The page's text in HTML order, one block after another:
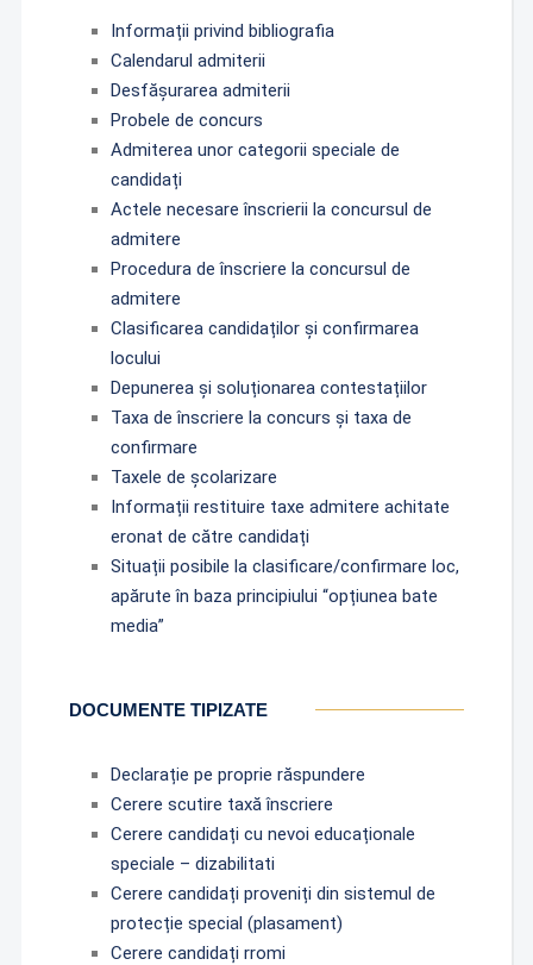
Informații privind bibliografia
Calendarul admiterii
Desfășurarea admiterii
Probele de concurs
Admiterea unor categorii speciale de
candidați
Actele necesare înscrierii la concursul de
admitere
Procedura de înscriere la concursul de
admitere
Clasificarea candidaților și confirmarea
locului
Depunerea și soluționarea contestațiilor
Taxa de înscriere la concurs și taxa de
confirmare
Taxele de școlarizare
Informații restituire taxe admitere achitate
eronat de către candidați
Situații posibile la clasificare/confirmare loc,
apărute în baza principiului “opțiunea bate
media”
DOCUMENTE TIPIZATE
Declarație pe proprie răspundere
Cerere scutire taxă înscriere
Cerere candidați cu nevoi educaționale
speciale – dizabilitati
Cerere candidați proveniți din sistemul de
protecție special (plasament)
Cerere candidați rromi